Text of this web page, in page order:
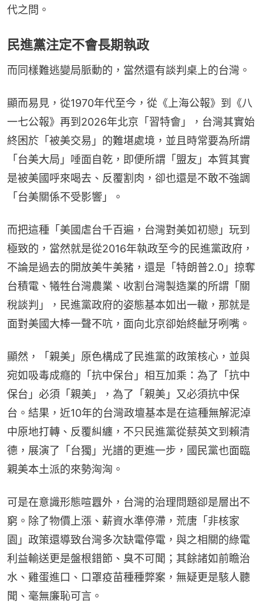
代之問。
民進黨注定不會長期執政
而同樣難逃變局脈動的，當然還有談判桌上的台灣。
顯而易見，從1970年代至今，從《上海公報》到《八
一七公報》再到2026年北京「習特會」，台灣其實始
終困於「被美交易」的難堪處境，並且時常要為所謂
「台美大局」唾面自乾，即便所謂「盟友」本質其實
是被美國呼來喝去、反覆割肉，卻也還是不敢不強調
「台美關係不受影響」。
而把這種「美國虐台千百遍，台灣對美如初戀」玩到
極致的，當然就是從2016年執政至今的民進黨政府，
不論是過去的開放美牛美豬，還是「特朗普2.0」掠奪
台積電、犧牲台灣農業、收割台灣製造業的所謂「關
稅談判」，民進黨政府的姿態基本如出一轍，那就是
面對美國大棒一聲不吭，面向北京卻始終齜牙咧嘴。
顯然，「親美」原色構成了民進黨的政策核心，並與
宛如吸毒成癮的「抗中保台」相互加乘：為了「抗中
保台」必須「親美」，為了「親美」又必須抗中保
台。結果，近10年的台灣政壇基本是在這種無解泥淖
中原地打轉、反覆糾纏，不只民進黨從蔡英文到賴清
德，展演了「台獨」光譜的更進一步，國民黨也面臨
親美本土派的來勢洶洶。
可是在意識形態喧囂外，台灣的治理問題卻是層出不
窮。除了物價上漲、薪資水準停滯，荒唐「非核家
園」政策還導致台灣多次缺電停電，與之相關的綠電
利益輸送更是盤根錯節、臭不可聞；其餘諸如前瞻治
水、雞蛋進口、口罩疫苗種種弊案，無疑更是駭人聽
聞、毫無廉恥可言。